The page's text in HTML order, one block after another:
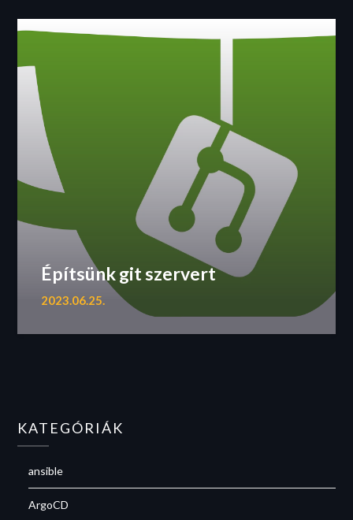
Építsünk git szervert
2023.06.25.
KATEGÓRIÁK
ansible
ArgoCD